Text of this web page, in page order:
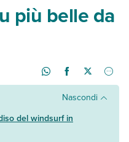
più belle da
Nascondi
del windsurf in